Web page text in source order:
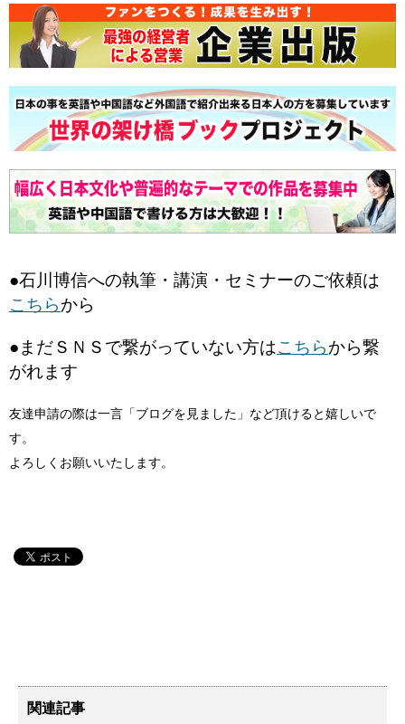
●石川博信への執筆・講演・セミナーのご依頼は
こちらから
●まだＳＮＳで繋がっていない方はこちらから繋
がれます
友達申請の際は一言「ブログを見ました」など頂けると嬉しいで
す。
よろしくお願いいたします。
関連記事